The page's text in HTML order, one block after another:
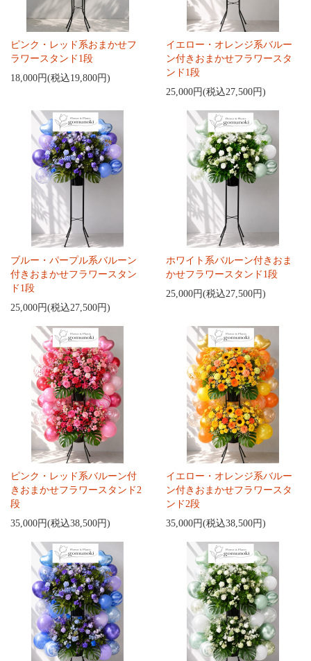
ピンク・レッド系おまかせフ
ラワースタンド1段
18,000円(税込19,800円)
イエロー・オレンジ系バルー
ン付きおまかせフラワースタ
ンド1段
25,000円(税込27,500円)
ブルー・パープル系バルーン
付きおまかせフラワースタン
ド1段
25,000円(税込27,500円)
ホワイト系バルーン付きおま
かせフラワースタンド1段
25,000円(税込27,500円)
ピンク・レッド系バルーン付
きおまかせフラワースタンド2
段
35,000円(税込38,500円)
イエロー・オレンジ系バルー
ン付きおまかせフラワースタ
ンド2段
35,000円(税込38,500円)